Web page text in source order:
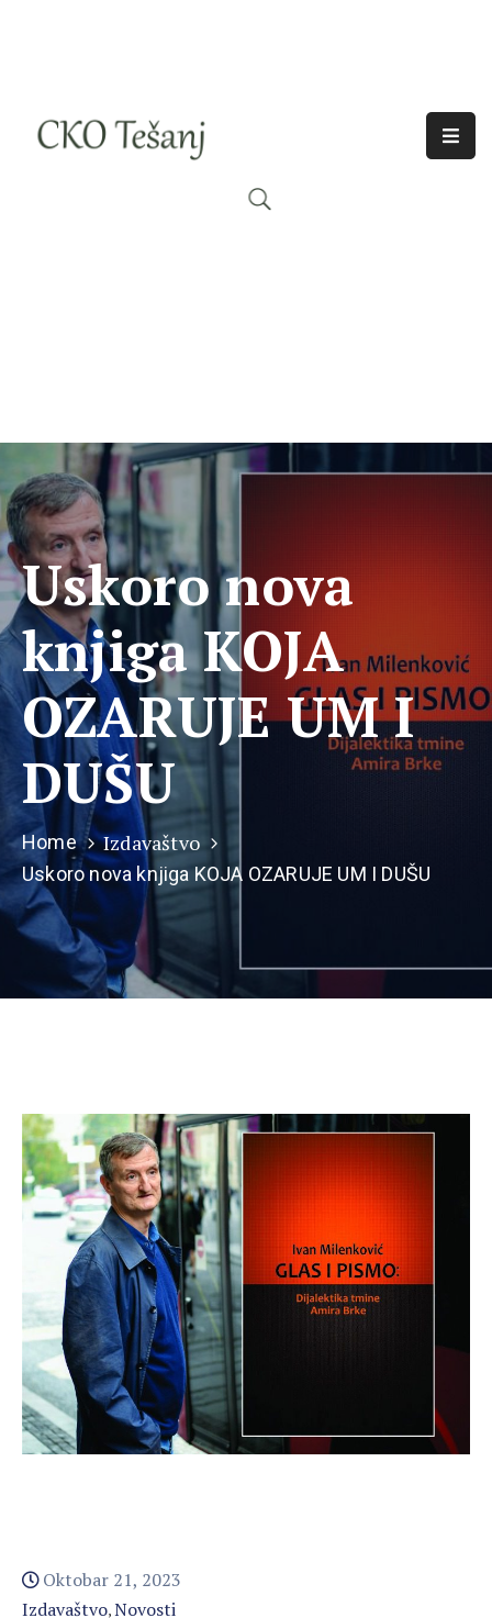
Nama
Uskoro nova
knjiga KOJA
OZARUJE UM I
DUŠU
Home Izdavaštvo
Uskoro nova knjiga KOJA OZARUJE UM I DUŠU
Oktobar 21, 2023
Izdavaštvo‚Novosti